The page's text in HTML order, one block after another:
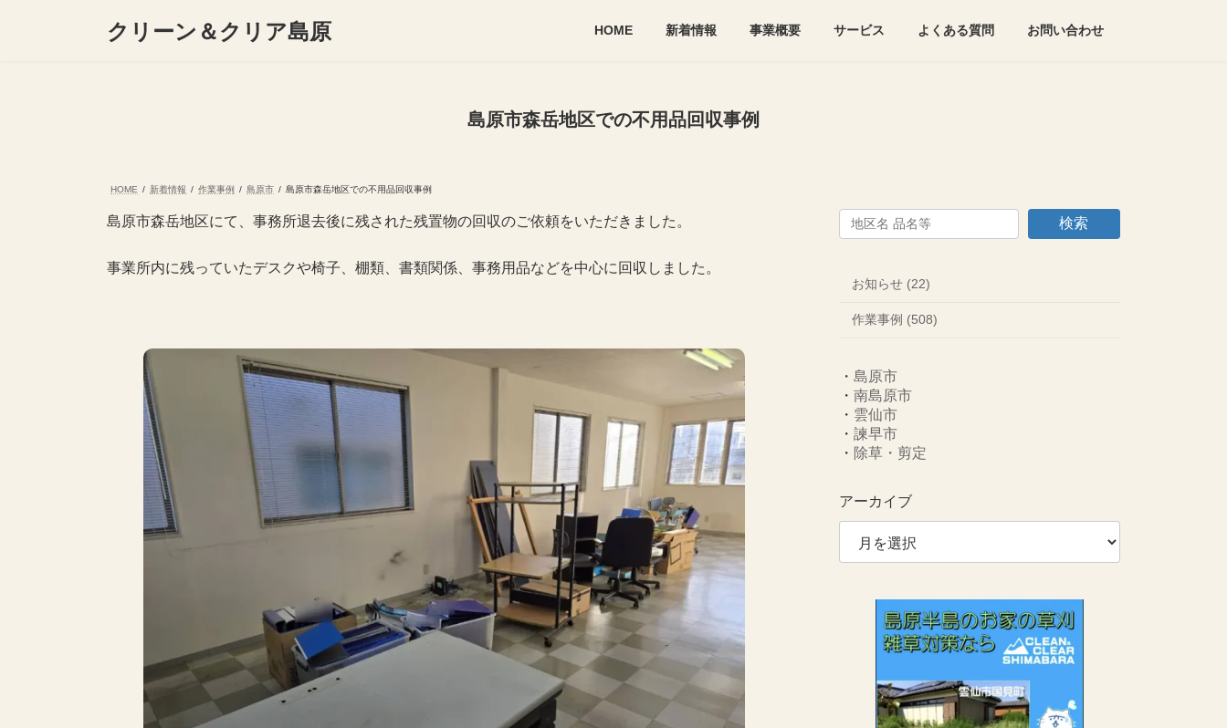
クリーン＆クリア島原 HOME 新着情報 事業概要 サービス よくある質問 お問い合わせ
島原市森岳地区での不用品回収事例
HOME 新着情報 作業事例 島原市 島原市森岳地区での不用品回収事例
島原市森岳地区にて、事務所退去後に残された残置物の回収のご依頼をいただきました。
事業所内に残っていたデスクや椅子、棚類、書類関係、事務用品などを中心に回収しました。
検索
お知らせ (22)
作業事例 (508)
・島原市
・南島原市
・ 雲仙市
・諫早市
・ 除草・剪定
アーカイブ